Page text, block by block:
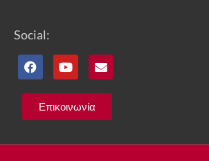
Social:
Επικοινωνία